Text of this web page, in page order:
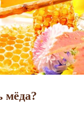
мёда?